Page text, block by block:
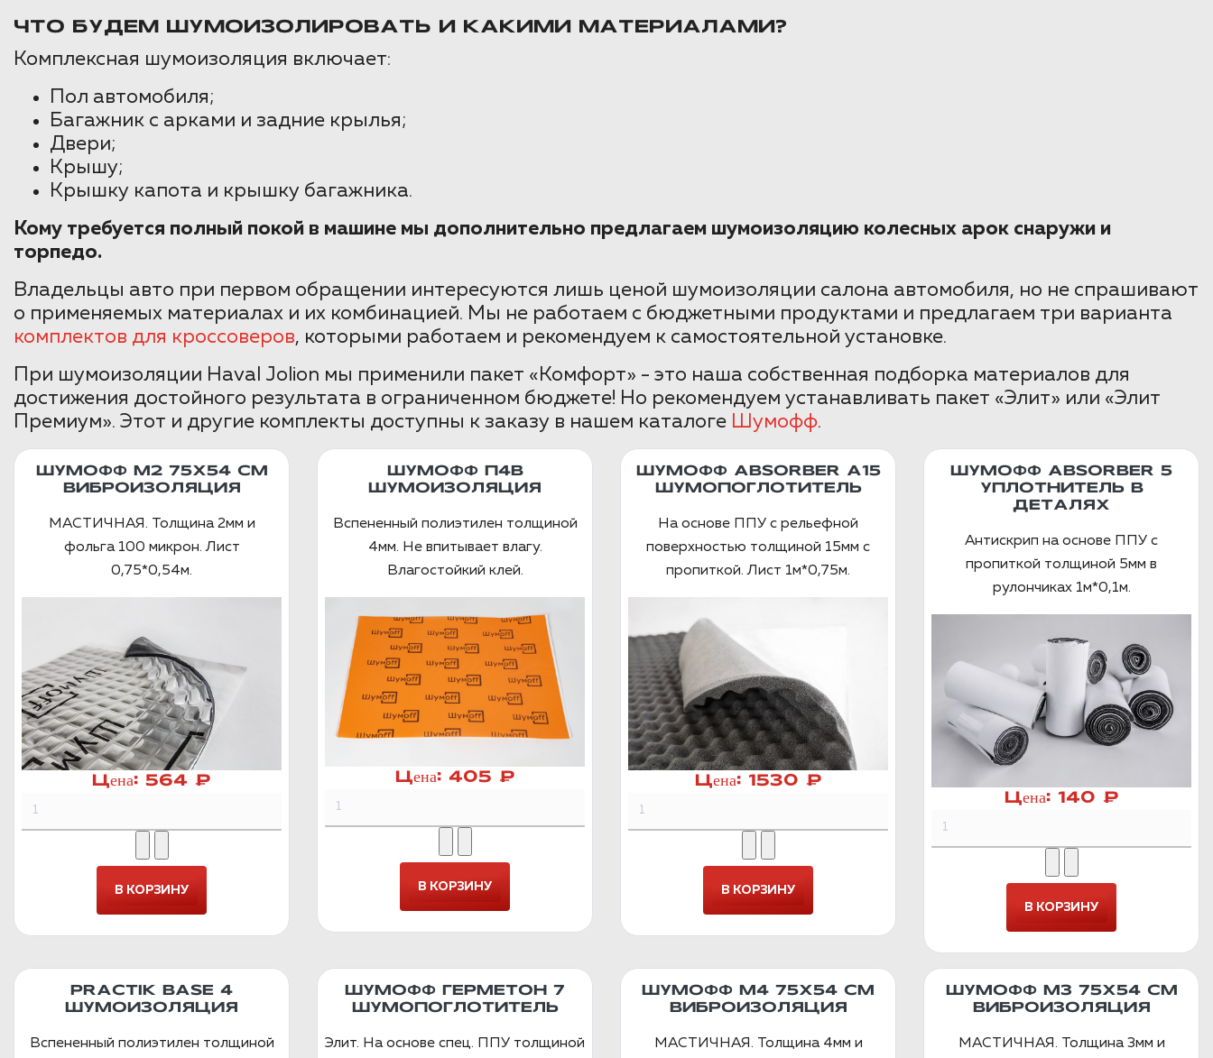
ЧТО БУДЕМ ШУМОИЗОЛИРОВАТЬ И КАКИМИ МАТЕРИАЛАМИ?
Комплексная шумоизоляция включает:
Пол автомобиля;
Багажник с арками и задние крылья;
Двери;
Крышу;
Крышку капота и крышку багажника.
Кому требуется полный покой в машине мы дополнительно предлагаем шумоизоляцию колесных арок снаружи и
торпедо.
Владельцы авто при первом обращении интересуются лишь ценой шумоизоляции салона автомобиля, но не спрашивают
о применяемых материалах и их комбинацией. Мы не работаем с бюджетными продуктами и предлагаем три варианта
комплектов для кроссоверов, которыми работаем и рекомендуем к самостоятельной установке.
При шумоизоляции Haval Jolion мы применили пакет «Комфорт» - это наша собственная подборка материалов для
достижения достойного результата в ограниченном бюджете! Но рекомендуем устанавливать пакет «Элит» или «Элит
Премиум». Этот и другие комплекты доступны к заказу в нашем каталоге Шумофф.
ШУМОФФ М2 75X54 СМ
ВИБРОИЗОЛЯЦИЯ
МАСТИЧНАЯ. Толщина 2мм и
фольга 100 микрон. Лист
0,75*0,54м.
Цена: 564 ₽
ШУМОФФ П4В
ШУМОИЗОЛЯЦИЯ
Вспененный полиэтилен толщиной
4мм. Не впитывает влагу.
Влагостойкий клей.
Цена: 405 ₽
ШУМОФФ ABSORBER А15
ШУМОПОГЛОТИТЕЛЬ
На основе ППУ с рельефной
поверхностью толщиной 15мм с
пропиткой. Лист 1м*0,75м.
Цена: 1530 ₽
ШУМОФФ ABSORBER 5
УПЛОТНИТЕЛЬ В
ДЕТАЛЯХ
Антискрип на основе ППУ с
пропиткой толщиной 5мм в
рулончиках 1м*0,1м.
Цена: 140 ₽
PRACTIK BASE 4
ШУМОИЗОЛЯЦИЯ
Вспененный полиэтилен толщиной
ШУМОФФ ГЕРМЕТОН 7
ШУМОПОГЛОТИТЕЛЬ
Элит. На основе спец. ППУ толщиной
ШУМОФФ М4 75Х54 СМ
ВИБРОИЗОЛЯЦИЯ
МАСТИЧНАЯ. Толщина 4мм и
ШУМОФФ М3 75Х54 СМ
ВИБРОИЗОЛЯЦИЯ
МАСТИЧНАЯ. Толщина 3мм и